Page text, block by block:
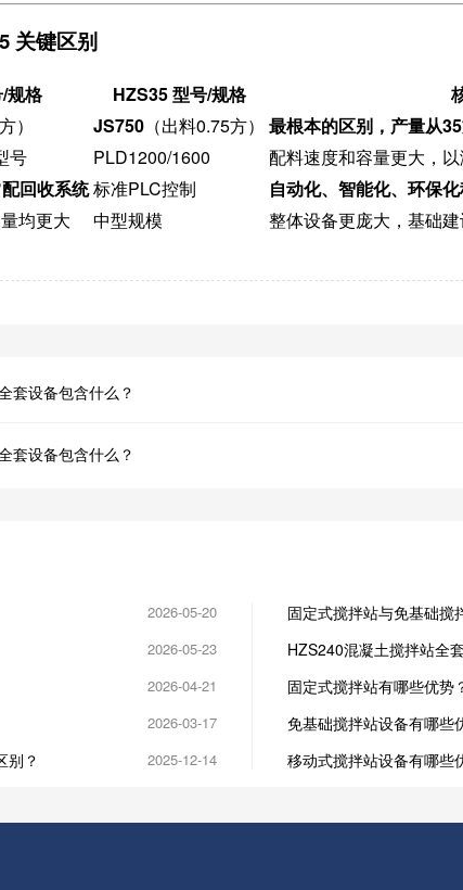
关键区别
规格 HZS35 型号/规格
） JS750 （出料0.75方）
最根本的区别，产量从
号 PLD1200/1600
配料速度和容量更大，以
回收系统标准PLC控制
自动化、智能化、环保
均更大 中型规模 整体设备更庞大，基础建
套设备包含什么？
套设备包含什么？
2026-05-20
2026-05-23
2026-04-21
2026-03-17
别？ 2025-12-14
固定式搅拌站与免基础搅
HZS240混凝土搅拌站全
固定式搅拌站有哪些优势
免基础搅拌站设备有哪些
移动式搅拌站设备有哪些